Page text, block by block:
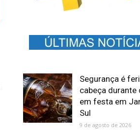
Segurança é
cabeça durante
em festa em
Sul
9 de agosto de 2026